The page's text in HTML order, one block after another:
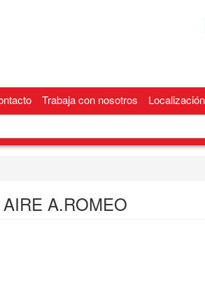
Trabaja con nosotros Localización
A.ROMEO